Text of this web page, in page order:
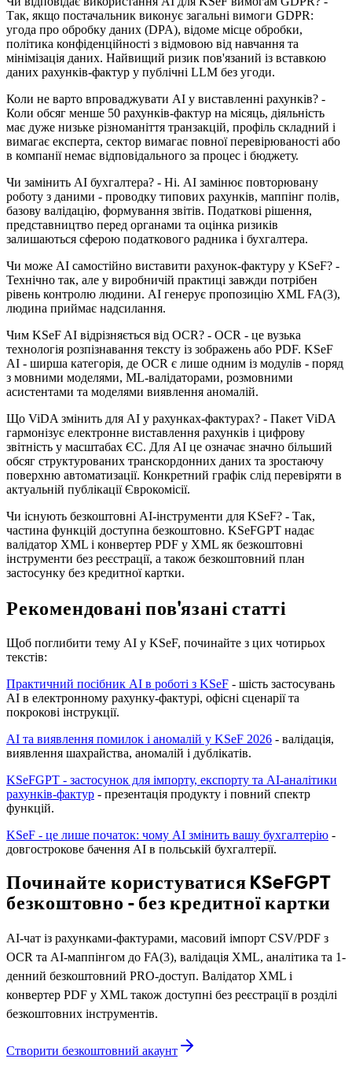
Так, якщо постачальник виконує загальні вимоги GDPR:
угода про обробку даних (DPA), відоме місце обробки,
політика конфіденційності з відмовою від навчання та
мінімізація даних. Найвищий ризик пов'язаний із вставкою
даних рахунків-фактур у публічні LLM без угоди.
Коли не варто впроваджувати AI у виставленні рахунків? -
Коли обсяг менше 50 рахунків-фактур на місяць, діяльність
має дуже низьке різноманіття транзакцій, профіль складний і
вимагає експерта, сектор вимагає повної перевірюваності або
в компанії немає відповідального за процес і бюджету.
Чи замінить AI бухгалтера? - Ні. AI замінює повторювану
роботу з даними - проводку типових рахунків, маппінг полів,
базову валідацію, формування звітів. Податкові рішення,
представництво перед органами та оцінка ризиків
залишаються сферою податкового радника і бухгалтера.
Чи може AI самостійно виставити рахунок-фактуру у KSeF? -
Технічно так, але у виробничій практиці завжди потрібен
рівень контролю людини. AI генерує пропозицію XML FA(3),
людина приймає надсилання.
Чим KSeF AI відрізняється від OCR? - OCR - це вузька
технологія розпізнавання тексту із зображень або PDF. KSeF
AI - ширша категорія, де OCR є лише одним із модулів - поряд
з мовними моделями, ML-валідаторами, розмовними
асистентами та моделями виявлення аномалій.
Що ViDA змінить для AI у рахунках-фактурах? - Пакет ViDA
гармонізує електронне виставлення рахунків і цифрову
звітність у масштабах ЄС. Для AI це означає значно більший
обсяг структурованих транскордонних даних та зростаючу
поверхню автоматизації. Конкретний графік слід перевіряти в
актуальній публікації Єврокомісії.
Чи існують безкоштовні AI-інструменти для KSeF? - Так,
частина функцій доступна безкоштовно. KSeFGPT надає
валідатор XML і конвертер PDF у XML як безкоштовні
інструменти без реєстрації, а також безкоштовний план
застосунку без кредитної картки.
Рекомендовані пов'язані статті
Щоб поглибити тему AI у KSeF, починайте з цих чотирьох
текстів:
Практичний посібник AI в роботі з KSeF - шість застосувань
AI в електронному рахунку-фактурі, офісні сценарії та
покрокові інструкції.
AI та виявлення помилок і аномалій у KSeF 2026 - валідація,
виявлення шахрайства, аномалій і дублікатів.
KSeFGPT - застосунок для імпорту, експорту та AI-аналітики
рахунків-фактур - презентація продукту і повний спектр
функцій.
KSeF - це лише початок: чому AI змінить вашу бухгалтерію -
довгострокове бачення AI в польській бухгалтерії.
Починайте користуватися KSeFGPT
безкоштовно - без кредитної картки
AI-чат із рахунками-фактурами, масовий імпорт CSV/PDF з
OCR та AI-маппінгом до FA(3), валідація XML, аналітика та 1-
денний безкоштовний PRO-доступ. Валідатор XML і
конвертер PDF у XML також доступні без реєстрації в розділі
безкоштовних інструментів.
Створити безкоштовний акаунт